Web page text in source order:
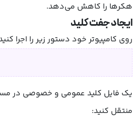
هکرها را کاهش می‌دهد.
ایجاد جفت کلید
روی کامپیوتر خود دستور زیر را اجرا
یک فایل کلید عمومی و خصوصی در
منتقل کنید: